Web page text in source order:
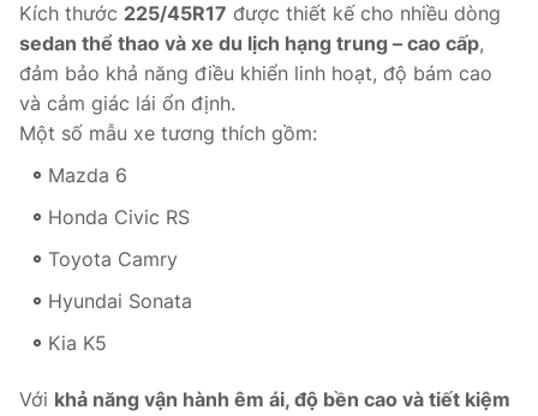
Kích thước 225/45R17 được thiết kế cho nhiều dòng
sedan thể thao và xe du lịch hạng trung – cao cấp,
đảm bảo khả năng điều khiển linh hoạt, độ bám cao
và cảm giác lái ổn định.
Một số mẫu xe tương thích gồm:
Mazda 6
Honda Civic RS
Toyota Camry
Hyundai Sonata
Kia K5
Với khả năng vận hành êm ái, độ bền cao và tiết kiệm